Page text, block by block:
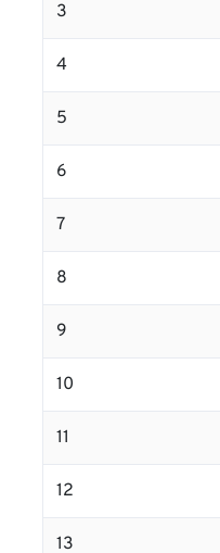
3
4
5
6
7
8
9
10
11
12
13